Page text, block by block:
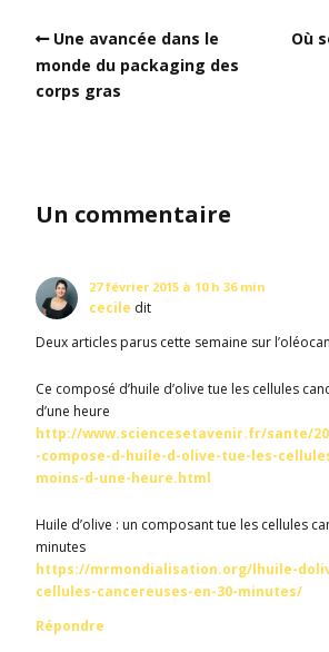
Une avancée dans le
monde du packaging des
corps gras
Où
Un commentaire
27 février 2015 à 10 h 36 min
cecile dit
Deux articles parus cette semaine sur
Ce composé d’huile d’olive tue les cellules
d’une heure
http://www.sciencesetavenir.fr/sante/
-compose-d-huile-d-olive-tue-les-
moins-d-une-heure.html
Huile d’olive : un composant tue les cellules
minutes
https://mrmondialisation.org/lhuile-
cellules-cancereuses-en-30-minutes/
Répondre